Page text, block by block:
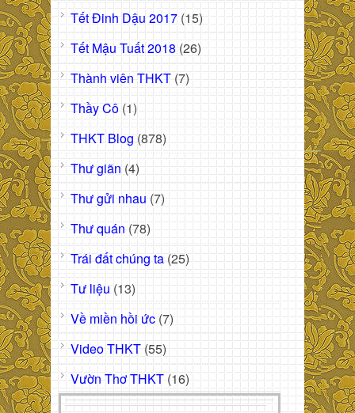
Tết Đinh Dậu 2017 (15)
Tết Mậu Tuất 2018 (26)
Thành viên THKT (7)
Thầy Cô (1)
THKT Blog (878)
Thư giãn (4)
Thư gửi nhau (7)
Thư quán (78)
Trái đất chúng ta (25)
Tư liệu (13)
Về miền hồi ức (7)
Video THKT (55)
Vườn Thơ THKT (16)